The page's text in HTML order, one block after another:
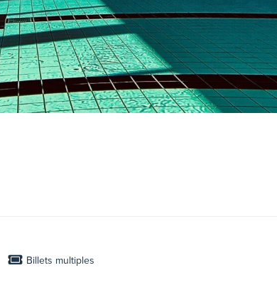
Billets multiples